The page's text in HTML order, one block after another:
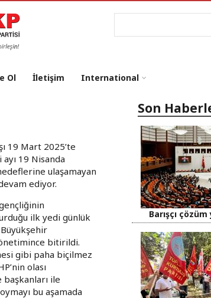
Ara
Ol İletişim International
19 Mart 2025’te
19 Nisanda
ulaşamayan
ediyor.
ilk yedi günlük
bitirildi.
gibi paha biçilmez
olası
ile
bu aşamada
Son
Barışçı